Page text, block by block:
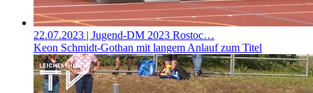
22.07.2023 | Jugend-DM 2023 Rostoc…
Keon Schmidt-Gothan mit langem Anlauf zum Titel